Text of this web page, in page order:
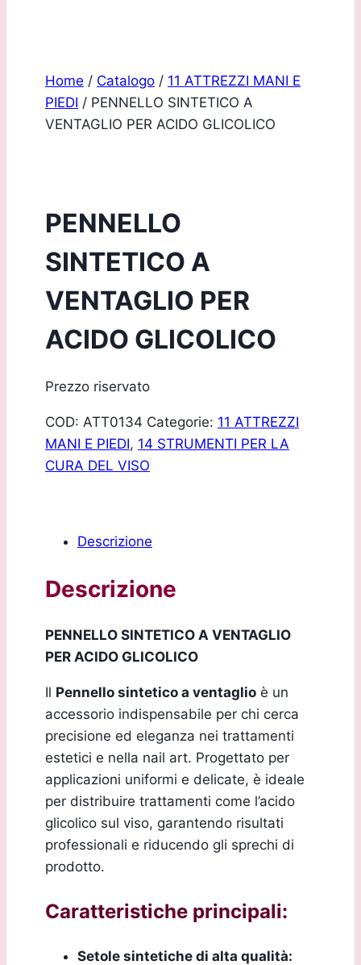
Home / Catalogo / 11 ATTREZZI MANI E
PIEDI / PENNELLO SINTETICO A
VENTAGLIO PER ACIDO GLICOLICO
PENNELLO
SINTETICO A
VENTAGLIO PER
ACIDO GLICOLICO
Prezzo riservato
COD: ATT0134 Categorie: 11 ATTREZZI
MANI E PIEDI, 14 STRUMENTI PER LA
CURA DEL VISO
Descrizione
Descrizione
PENNELLO SINTETICO A VENTAGLIO
PER ACIDO GLICOLICO
Il Pennello sintetico a ventaglio è un
accessorio indispensabile per chi cerca
precisione ed eleganza nei trattamenti
estetici e nella nail art. Progettato per
applicazioni uniformi e delicate, è ideale
per distribuire trattamenti come l’acido
glicolico sul viso, garantendo risultati
professionali e riducendo gli sprechi di
prodotto.
Caratteristiche principali:
Setole sintetiche di alta qualità: